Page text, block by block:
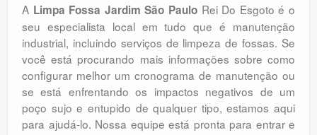
A Limpa Fossa Jardim São Paulo Rei Do Esgoto é o
seu especialista local em tudo que é manutenção
industrial, incluindo serviços de limpeza de fossas. Se
você está procurando mais informações sobre como
configurar melhor um cronograma de manutenção ou
se está enfrentando os impactos negativos de um
poço sujo e entupido de qualquer tipo, estamos aqui
para ajudá-lo. Nossa equipe está pronta para entrar e